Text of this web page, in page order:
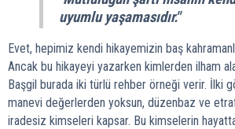
uyumlu yaşamasıdır."
Evet, hepimiz kendi hikayemizin baş
Ancak bu hikayeyi yazarken kimlerden ilham
Başgil burada iki türlü rehber örneği verir. İlki
manevi değerlerden yoksun, düzenbaz ve
iradesiz kimseleri kapsar. Bu kimselerin